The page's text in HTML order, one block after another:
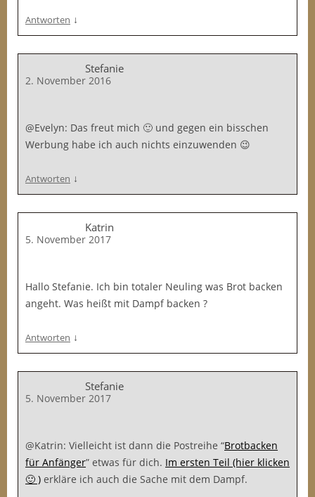
Antworten ↓
Stefanie
2. November 2016
@Evelyn: Das freut mich 🙂 und gegen ein bisschen
Werbung habe ich auch nichts einzuwenden 😉
Antworten ↓
Katrin
5. November 2017
Hallo Stefanie. Ich bin totaler Neuling was Brot backen
angeht. Was heißt mit Dampf backen ?
Antworten ↓
Stefanie
5. November 2017
@Katrin: Vielleicht ist dann die Postreihe “Brotbacken
für Anfänger” etwas für dich. Im ersten Teil (hier klicken
🙂 ) erkläre ich auch die Sache mit dem Dampf.